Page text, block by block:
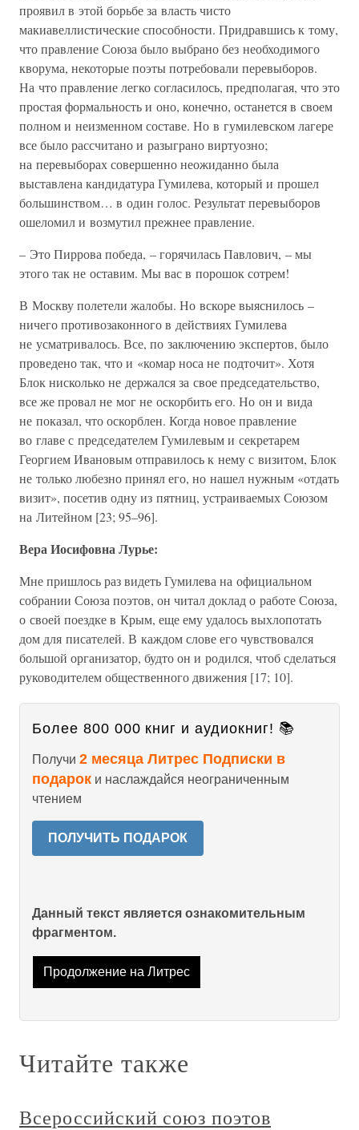
проявил в этой борьбе за власть чисто
макиавеллистические способности. Придравшись к тому,
что правление Союза было выбрано без необходимого
кворума, некоторые поэты потребовали перевыборов.
На что правление легко согласилось, предполагая, что это
простая формальность и оно, конечно, останется в своем
полном и неизменном составе. Но в гумилевском лагере
все было рассчитано и разыграно виртуозно;
на перевыборах совершенно неожиданно была
выставлена кандидатура Гумилева, который и прошел
большинством… в один голос. Результат перевыборов
ошеломил и возмутил прежнее правление.
– Это Пиррова победа, – горячилась Павлович, – мы
этого так не оставим. Мы вас в порошок сотрем!
В Москву полетели жалобы. Но вскоре выяснилось –
ничего противозаконного в действиях Гумилева
не усматривалось. Все, по заключению экспертов, было
проведено так, что и «комар носа не подточит». Хотя
Блок нисколько не держался за свое председательство,
все же провал не мог не оскорбить его. Но он и вида
не показал, что оскорблен. Когда новое правление
во главе с председателем Гумилевым и секретарем
Георгием Ивановым отправилось к нему с визитом, Блок
не только любезно принял его, но нашел нужным «отдать
визит», посетив одну из пятниц, устраиваемых Союзом
на Литейном [23; 95–96].
Вера Иосифовна Лурье:
Мне пришлось раз видеть Гумилева на официальном
собрании Союза поэтов, он читал доклад о работе Союза,
о своей поездке в Крым, еще ему удалось выхлопотать
дом для писателей. В каждом слове его чувствовался
большой организатор, будто он и родился, чтоб сделаться
руководителем общественного движения [17; 10].
Более 800 000 книг и аудиокниг! 📚
Получи 2 месяца Литрес Подписки в
подарок и наслаждайся неограниченным
чтением
ПОЛУЧИТЬ ПОДАРОК
Данный текст является ознакомительным
фрагментом.
Продолжение на Литрес
Читайте также
Всероссийский союз поэтов